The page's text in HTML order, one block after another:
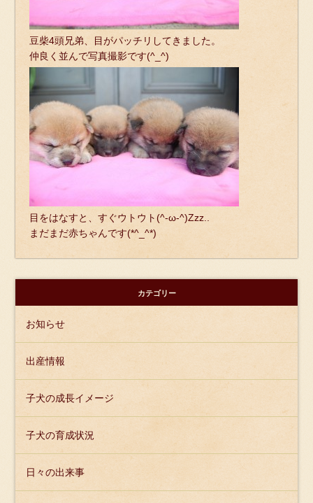
豆柴4頭兄弟、目がパッチリしてきました。
仲良く並んで写真撮影です(^_^)
目をはなすと、すぐウトウト(^-ω-^)Zzz..
まだまだ赤ちゃんです(*^_^*)
カテゴリー
お知らせ
出産情報
子犬の成長イメージ
子犬の育成状況
日々の出来事